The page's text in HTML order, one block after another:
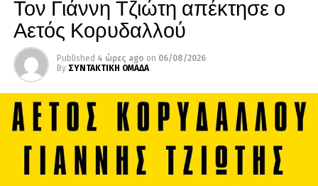
Τον Γιάννη Τζιώτη απέκτησε ο
Αετός Κορυδαλλού
Published 4 ώρες ago on 06/08/2026
By ΣΥΝΤΑΚΤΙΚΗ ΟΜΑΔΑ